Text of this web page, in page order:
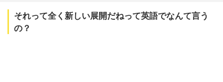
それって全く新しい展開だねって英語でなんて言う
の？